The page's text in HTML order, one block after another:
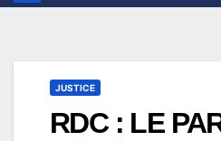
JUSTICE
RDC : LE